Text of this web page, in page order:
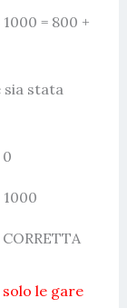
= 800 +
sia stata
CORRETTA
solo le gare